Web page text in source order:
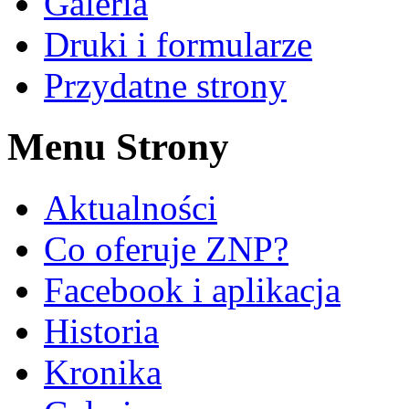
Druki i formularze
Przydatne strony
Menu Strony
Aktualności
Co oferuje ZNP?
Facebook i aplikacja
Historia
Kronika